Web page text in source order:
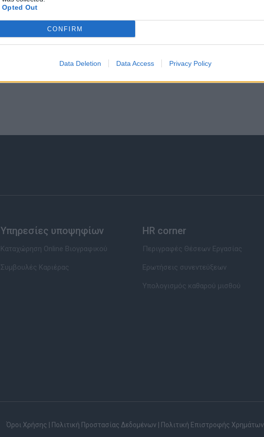
Opted Out
CONFIRM
Data Deletion Data Access Privacy Policy
Υπηρεσίες υποψηφίων
Καταχώρηση Online Βιογραφικού
Συμβουλές Καριέρας
HR corner
Περιγραφές Θέσεων Εργασίας
Ερωτήσεις συνεντεύξεων
Υπολογισμός καθαρού μισθού
Όροι Χρήσης Πολιτική Προστασίας Δεδομένων Πολιτική Επιστροφής Χρημάτων